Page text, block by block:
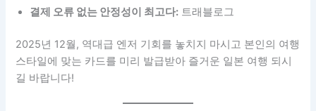
결제 오류 없는 안정성이 최고다: 트래블로그
2025년 12월, 역대급 엔저 기회를 놓치지 마시고 본인의 여행
스타일에 맞는 카드를 미리 발급받아 즐거운 일본 여행 되시
길 바랍니다!